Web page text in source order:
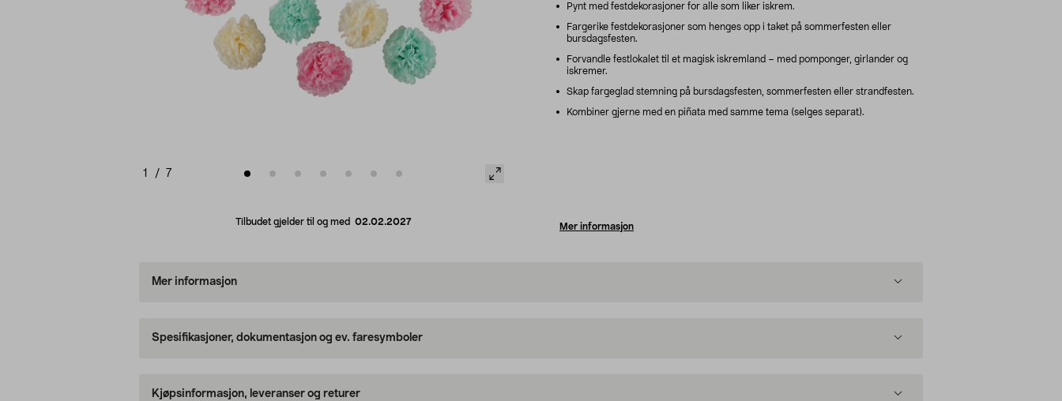
1 / 7
Tilbudet gjelder til og med 02.02.2027
Pynt med festdekorasjoner for alle som liker iskrem.
Fargerike festdekorasjoner som henges opp i taket på sommerfesten eller
bursdagsfesten.
Forvandle festlokalet til et magisk iskremland – med pomponger, girlander og
iskremer.
Skap fargeglad stemning på bursdagsfesten, sommerfesten eller strandfesten.
Kombiner gjerne med en piñata med samme tema (selges separat).
Mer informasjon
Mer informasjon
Spesifikasjoner, dokumentasjon og ev. faresymboler
Kjøpsinformasjon, leveranser og returer